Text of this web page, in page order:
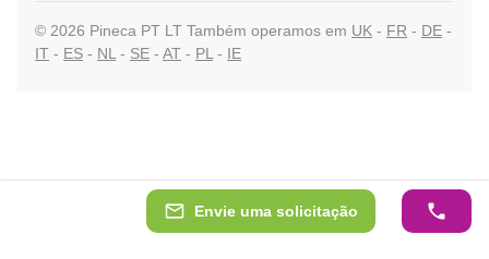
Envie uma solicitação
© 2026 Pineca PT LT Também operamos em UK - FR - DE -
IT - ES - NL- SE - AT - PL- IE